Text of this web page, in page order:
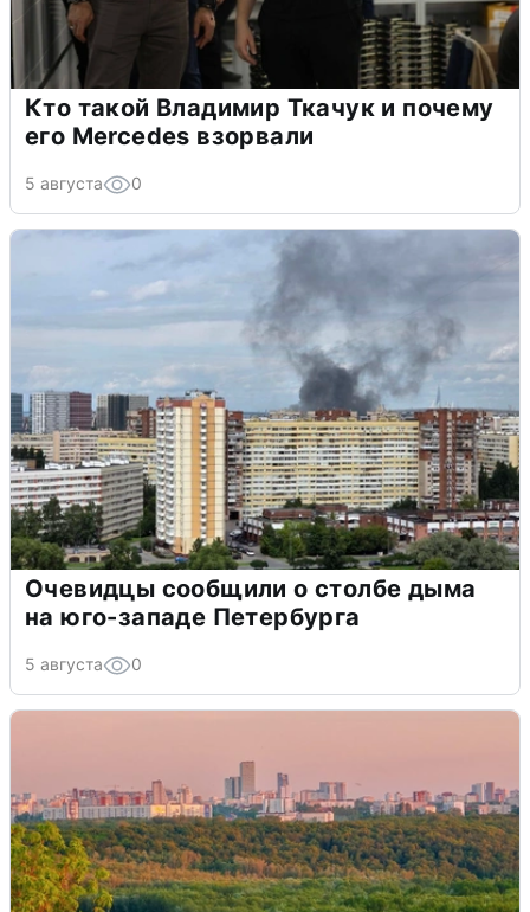
Кто такой Владимир Ткачук и почему
его Mercedes взорвали
5 августа 0
Очевидцы сообщили о столбе дыма
на юго-западе Петербурга
5 августа 0